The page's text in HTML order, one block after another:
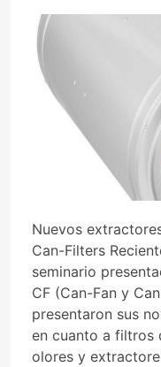
Nuevos
Can-Filters
seminario
CF (Can-Fan y
presentaron sus
en cuanto a filtros
olores y